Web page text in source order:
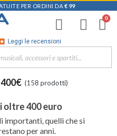
PER ORDINI DA € 99
Leggi le recensioni
(158 prodotti)
oltre 400 euro
importanti, quelli che si
per anni.